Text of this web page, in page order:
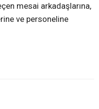
mesai arkadaşlarına,
ve personeline